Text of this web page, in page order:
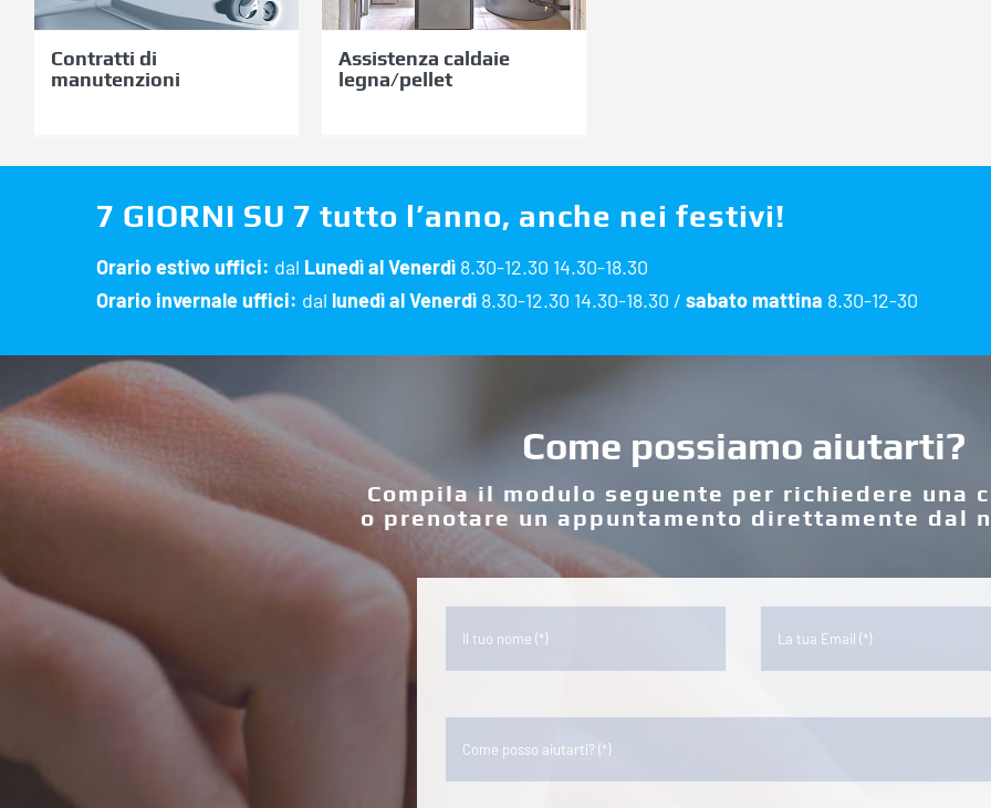
Contratti di
manutenzioni
Assistenza caldaie
legna/pellet
7 GIORNI SU 7 tutto l’anno, anche nei festivi!
Orario estivo uffici: dal Lunedì al Venerdì 8.30-12.30 14.30-18.30
Orario invernale uffici: dal lunedì al Venerdì 8.30-12.30 14.30-18.30 / sabato mattina 8.30-12-30
Come possiamo aiutarti?
Compila il modulo seguente per richiedere una
o prenotare un appuntamento direttamente dal